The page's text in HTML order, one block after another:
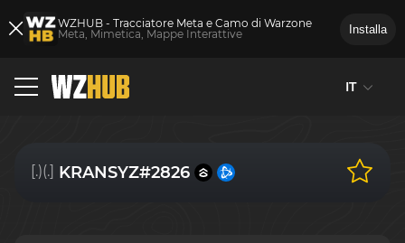
WZHUB - Tracciatore Meta e Camo di Warzone
Meta, Mimetica, Mappe Interattive
Installa
IT
[.)(.] KRANSYZ#2826